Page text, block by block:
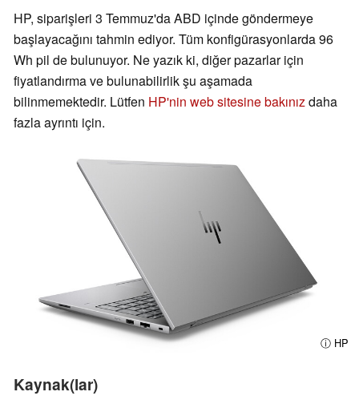
HP, siparişleri 3 Temmuz'da ABD içinde göndermeye
başlayacağını tahmin ediyor. Tüm konfigürasyonlarda 96
Wh pil de bulunuyor. Ne yazık ki, diğer pazarlar için
fiyatlandırma ve bulunabilirlik şu aşamada
bilinmemektedir. Lütfen HP'nin web sitesine bakınızdaha
fazla ayrıntı için.
ⓘ HP
Kaynak(lar)